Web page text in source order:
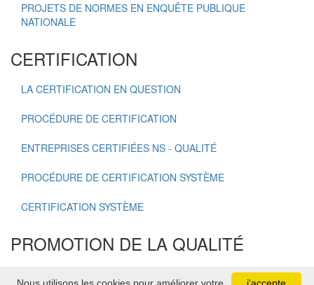
PROJETS DE NORMES EN ENQUÊTE PUBLIQUE
NATIONALE
CERTIFICATION
LA CERTIFICATION EN QUESTION
PROCÉDURE DE CERTIFICATION
ENTREPRISES CERTIFIÉES NS - QUALITÉ
PROCÉDURE DE CERTIFICATION SYSTÈME
CERTIFICATION SYSTÈME
PROMOTION DE LA QUALITÉ